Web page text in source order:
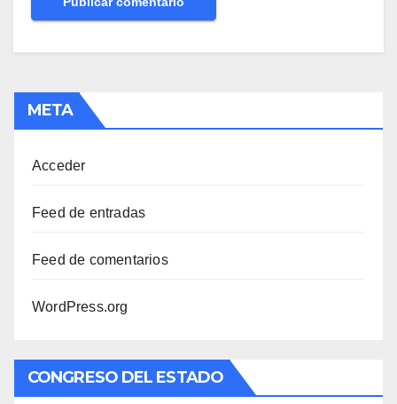
META
Acceder
Feed de entradas
Feed de comentarios
WordPress.org
CONGRESO DEL ESTADO